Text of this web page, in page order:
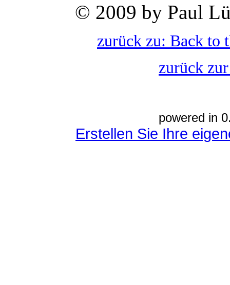
© 2009 by Paul
zurück zu: Back to
zurück
powered in
Erstellen Sie Ihre